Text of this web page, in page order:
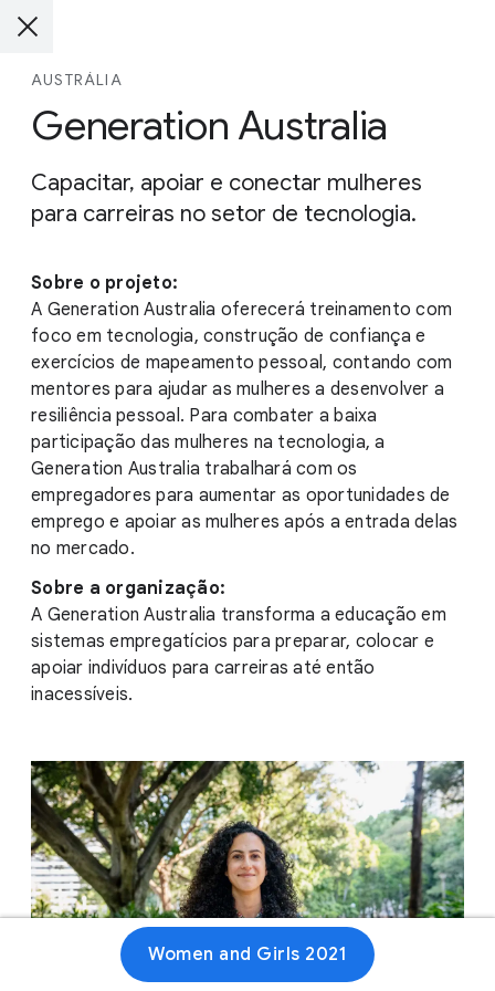
AUSTRÁLIA
Generation Australia
Capacitar, apoiar e conectar mulheres
para carreiras no setor de tecnologia.
Sobre o projeto:
A Generation Australia oferecerá treinamento com
foco em tecnologia, construção de confiança e
exercícios de mapeamento pessoal, contando com
mentores para ajudar as mulheres a desenvolver a
resiliência pessoal. Para combater a baixa
participação das mulheres na tecnologia, a
Generation Australia trabalhará com os
empregadores para aumentar as oportunidades de
emprego e apoiar as mulheres após a entrada delas
no mercado.
Sobre a organização:
A Generation Australia transforma a educação em
sistemas empregatícios para preparar, colocar e
apoiar indivíduos para carreiras até então
inacessíveis.
Women and Girls 2021